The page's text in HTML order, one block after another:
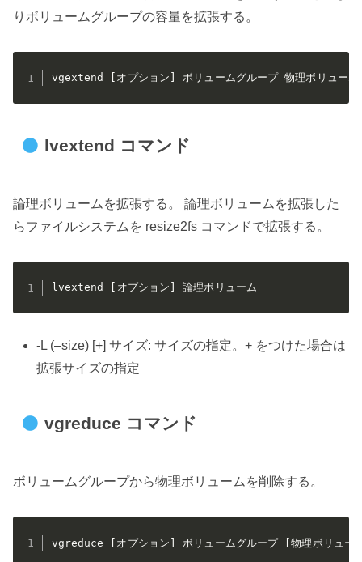
りボリュームグループの容量を拡張する。
vgextend [オプション] ボリュームグループ 物理ボリューム
lvextend コマンド
論理ボリュームを拡張する。 論理ボリュームを拡張した
らファイルシステムを resize2fs コマンドで拡張する。
lvextend [オプション] 論理ボリューム
-L (–size) [+] サイズ: サイズの指定。+ をつけた場合は
拡張サイズの指定
vgreduce コマンド
ボリュームグループから物理ボリュームを削除する。
vgreduce [オプション] ボリュームグループ [物理ボリュ